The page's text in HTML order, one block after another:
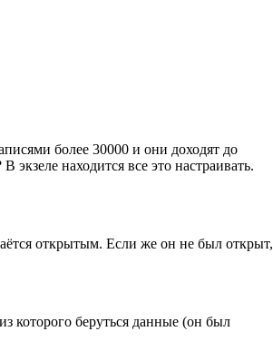
более 30000 и они доходят до
находится все это настраивать.
открытым. Если же он не был открыт,
которого беруться данные (он был